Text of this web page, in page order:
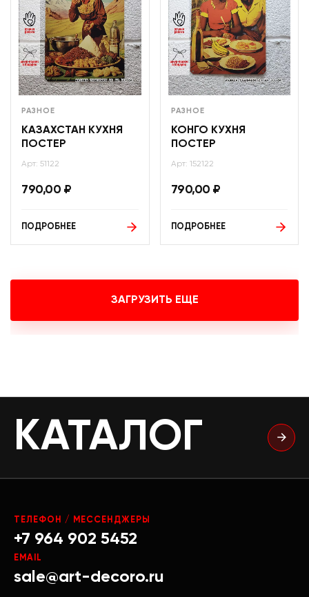
РАЗНОЕ
КАЗАХСТАН КУХНЯ
ПОСТЕР
Арт: 51122
790,00 ₽
ПОДРОБНЕЕ
РАЗНОЕ
КОНГО КУХНЯ
ПОСТЕР
Арт: 152122
790,00 ₽
ПОДРОБНЕЕ
ЗАГРУЗИТЬ ЕЩЕ
КАТАЛОГ
ТЕЛЕФОН / МЕССЕНДЖЕРЫ
+7 964 902 5452
EMAIL
sale@art-decoro.ru